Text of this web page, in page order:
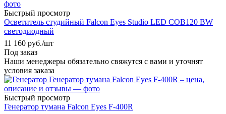
Быстрый просмотр
Осветитель студийный Falcon Eyes Studio LED COB120 BW
светодиодный
11 160 руб./шт
Под заказ
Наши менеджеры обязательно свяжутся с вами и уточнят
условия заказа
Быстрый просмотр
Генератор тумана Falcon Eyes F-400R